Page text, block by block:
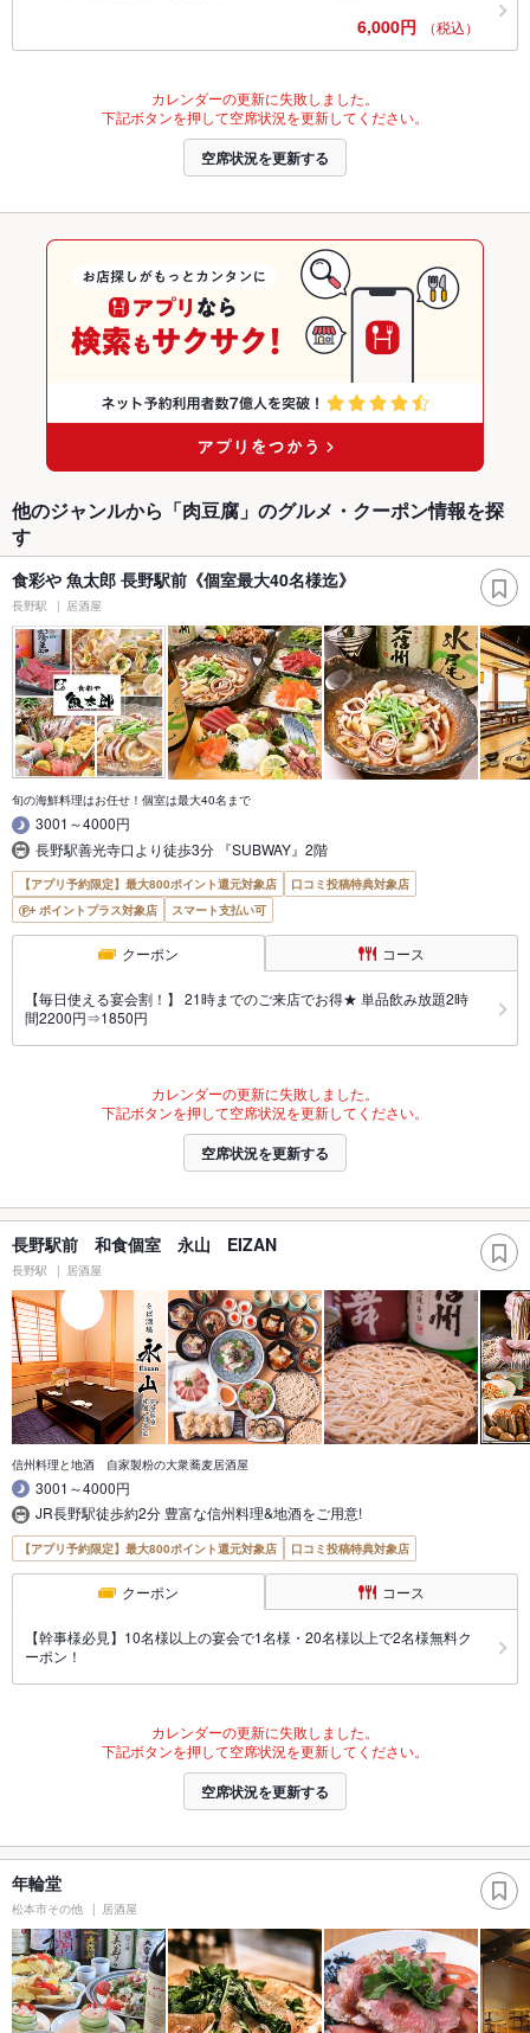
6,000円 （税込）
カレンダーの更新に失敗しました。
下記ボタンを押して空席状況を更新してください。
空席状況を更新する
他のジャンルから「肉豆腐」のグルメ・クーポン情報を探
す
食彩や 魚太郎 長野駅前《個室最大40名様迄》
長野駅 居酒屋
旬の海鮮料理はお任せ！個室は最大40名まで
3001～4000円
長野駅善光寺口より徒歩3分 『SUBWAY』2階
【アプリ予約限定】最大800ポイント還元対象店
口コミ投稿特典対象店
ポイントプラス対象店
スマート支払い可
クーポン コース
【毎日使える宴会割！】 21時までのご来店でお得★ 単品飲み放題2時
間2200円⇒1850円
カレンダーの更新に失敗しました。
下記ボタンを押して空席状況を更新してください。
空席状況を更新する
長野駅前 和食個室 永山 EIZAN
長野駅 居酒屋
信州料理と地酒 自家製粉の大衆蕎麦居酒屋
3001～4000円
JR長野駅徒歩約2分 豊富な信州料理&地酒をご用意!
【アプリ予約限定】最大800ポイント還元対象店 口コミ投稿特典対象店
クーポン コース
【幹事様必見】10名様以上の宴会で1名様・20名様以上で2名様無料ク
ーポン！
カレンダーの更新に失敗しました。
下記ボタンを押して空席状況を更新してください。
空席状況を更新する
年輪堂
松本市その他 居酒屋